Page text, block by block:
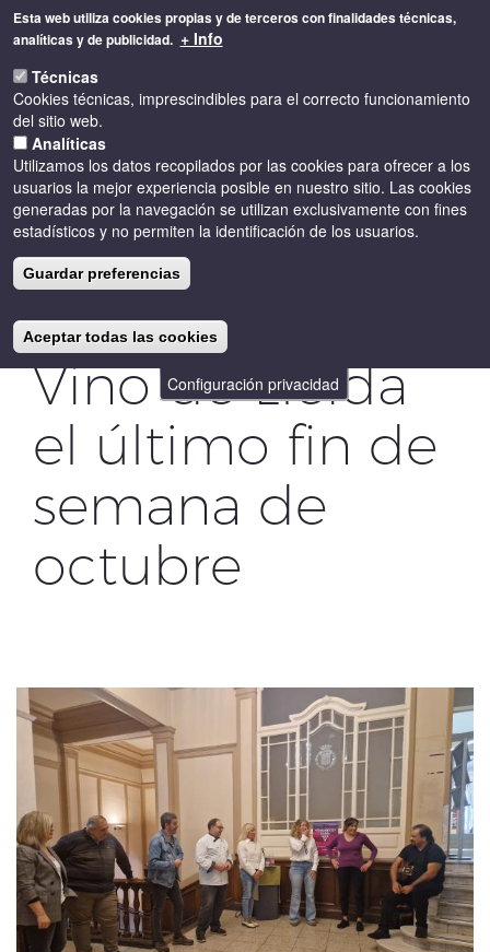
Configuración privacidad
Esta web utiliza cookies propias y de terceros con finalidades técnicas,
analíticas y de publicidad. + Info
Técnicas
Cookies técnicas, imprescindibles para el correcto funcionamiento
del sitio web.
Analíticas
Utilizamos los datos recopilados por las cookies para ofrecer a los
usuarios la mejor experiencia posible en nuestro sitio. Las cookies
generadas por la navegación se utilizan exclusivamente con fines
estadísticos y no permiten la identificación de los usuarios.
Guardar preferencias
Aceptar todas las cookies
Pasar
principal
Lleida recupera
la Fiesta del
Vino de Lleida
el último fin de
semana de
octubre